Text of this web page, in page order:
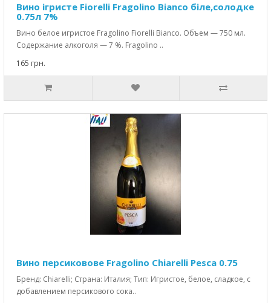
Вино ігристе Fiorelli Fragolino Bianco біле,солодке
0.75л 7%
Вино белое игристое Fragolino Fiorelli Bianco. Объем — 750 мл.
Содержание алкоголя — 7 %. Fragolino ..
165 грн.
Вино персиковове Fragolino Chiarelli Pesca 0.75
Бренд: Chiarelli; Страна: Италия; Тип: Игристое, белое, сладкое, с
добавлением персикового сока..